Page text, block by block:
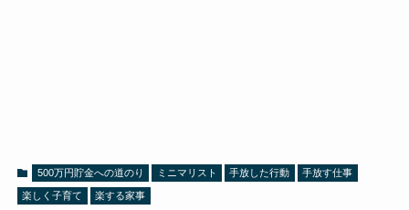
500万円貯金への道のり ミニマリスト 手放した行動 手放す仕事
楽しく子育て 楽する家事